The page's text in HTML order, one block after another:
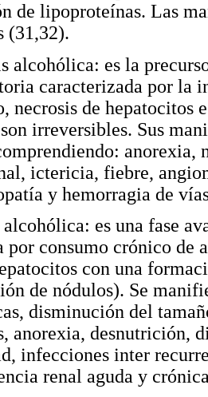
de lipoproteínas. Las
(31,32).
alcohólica: es la
caracterizada por la
necrosis de hepatocitos
irreversibles. Sus
anorexia,
ictericia, fiebre,
y hemorragia de
es una fase
por consumo crónico de
con una
de nódulos). Se
disminución del
anorexia, desnutrición,
infecciones inter
renal aguda y